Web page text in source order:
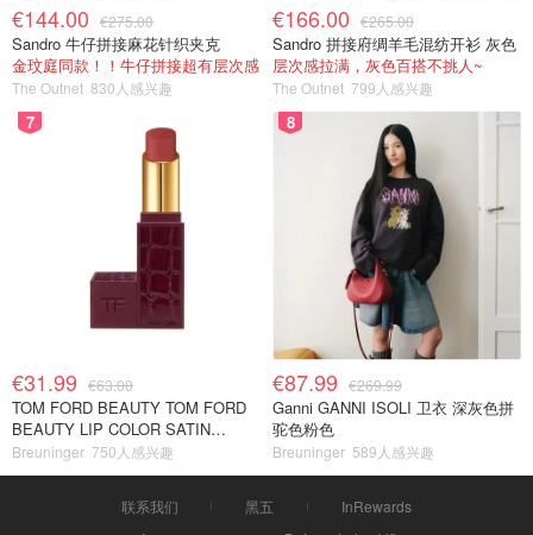
€144.00 €275.00
Sandro 牛仔拼接麻花针织夹克
金玟庭同款！！牛仔拼接超有层次感
The Outnet 830人感兴趣
€166.00 €265.00
Sandro 拼接府绸羊毛混纺开衫 灰色
层次感拉满，灰色百搭不挑人~
The Outnet 799人感兴趣
7
€31.99 €63.00
TOM FORD BEAUTY TOM FORD
BEAUTY LIP COLOR SATIN
MATTE 裸玫瑰口红
Breuninger 750人感兴趣
8
€87.99 €269.99
Ganni GANNI ISOLI 卫衣 深灰色拼
驼色粉色
Breuninger 589人感兴趣
联系我们 黑五
InRewards